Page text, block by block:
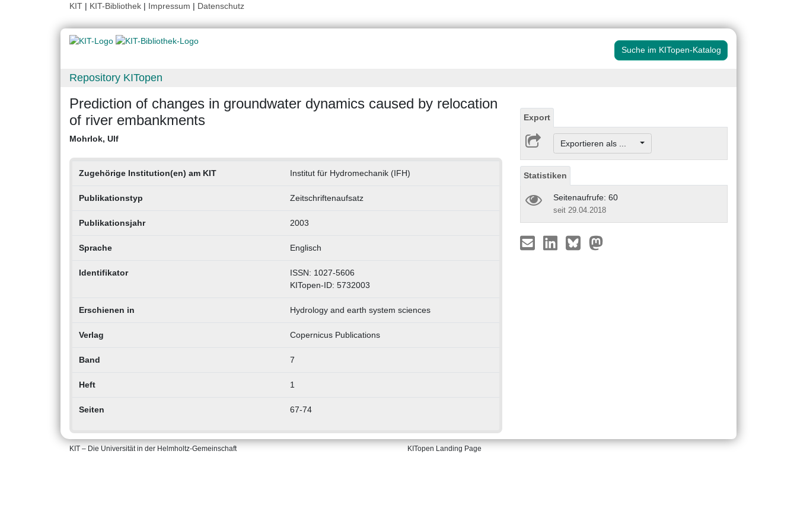
KIT | KIT-Bibliothek | Impressum | Datenschutz
Suche im KITopen-Katalog
Repository KITopen
Prediction of changes in groundwater dynamics caused by relocation
of river embankments
Mohrlok, Ulf
Zugehörige Institution(en) am KIT Institut für Hydromechanik (IFH)
Publikationstyp Zeitschriftenaufsatz
Publikationsjahr 2003
Sprache Englisch
Identifikator
ISSN: 1027-5606
KITopen-ID: 5732003
Erschienen in Hydrology and earth system sciences
Verlag Copernicus Publications
Band 7
Heft 1
Seiten 67-74
Export
Exportieren als ...
Statistiken
Seitenaufrufe: 60
seit 29.04.2018
KIT – Die Universität in der Helmholtz-Gemeinschaft KITopen Landing Page